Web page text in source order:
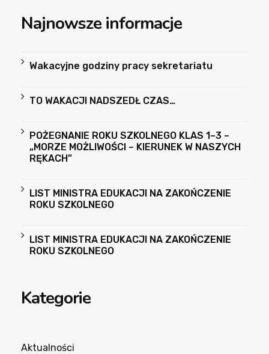
Najnowsze informacje
Wakacyjne godziny pracy sekretariatu
TO WAKACJI NADSZEDŁ CZAS…
POŻEGNANIE ROKU SZKOLNEGO KLAS 1–3 –
„MORZE MOŻLIWOŚCI – KIERUNEK W NASZYCH
RĘKACH”
LIST MINISTRA EDUKACJI NA ZAKOŃCZENIE
ROKU SZKOLNEGO
LIST MINISTRA EDUKACJI NA ZAKOŃCZENIE
ROKU SZKOLNEGO
Kategorie
Aktualności